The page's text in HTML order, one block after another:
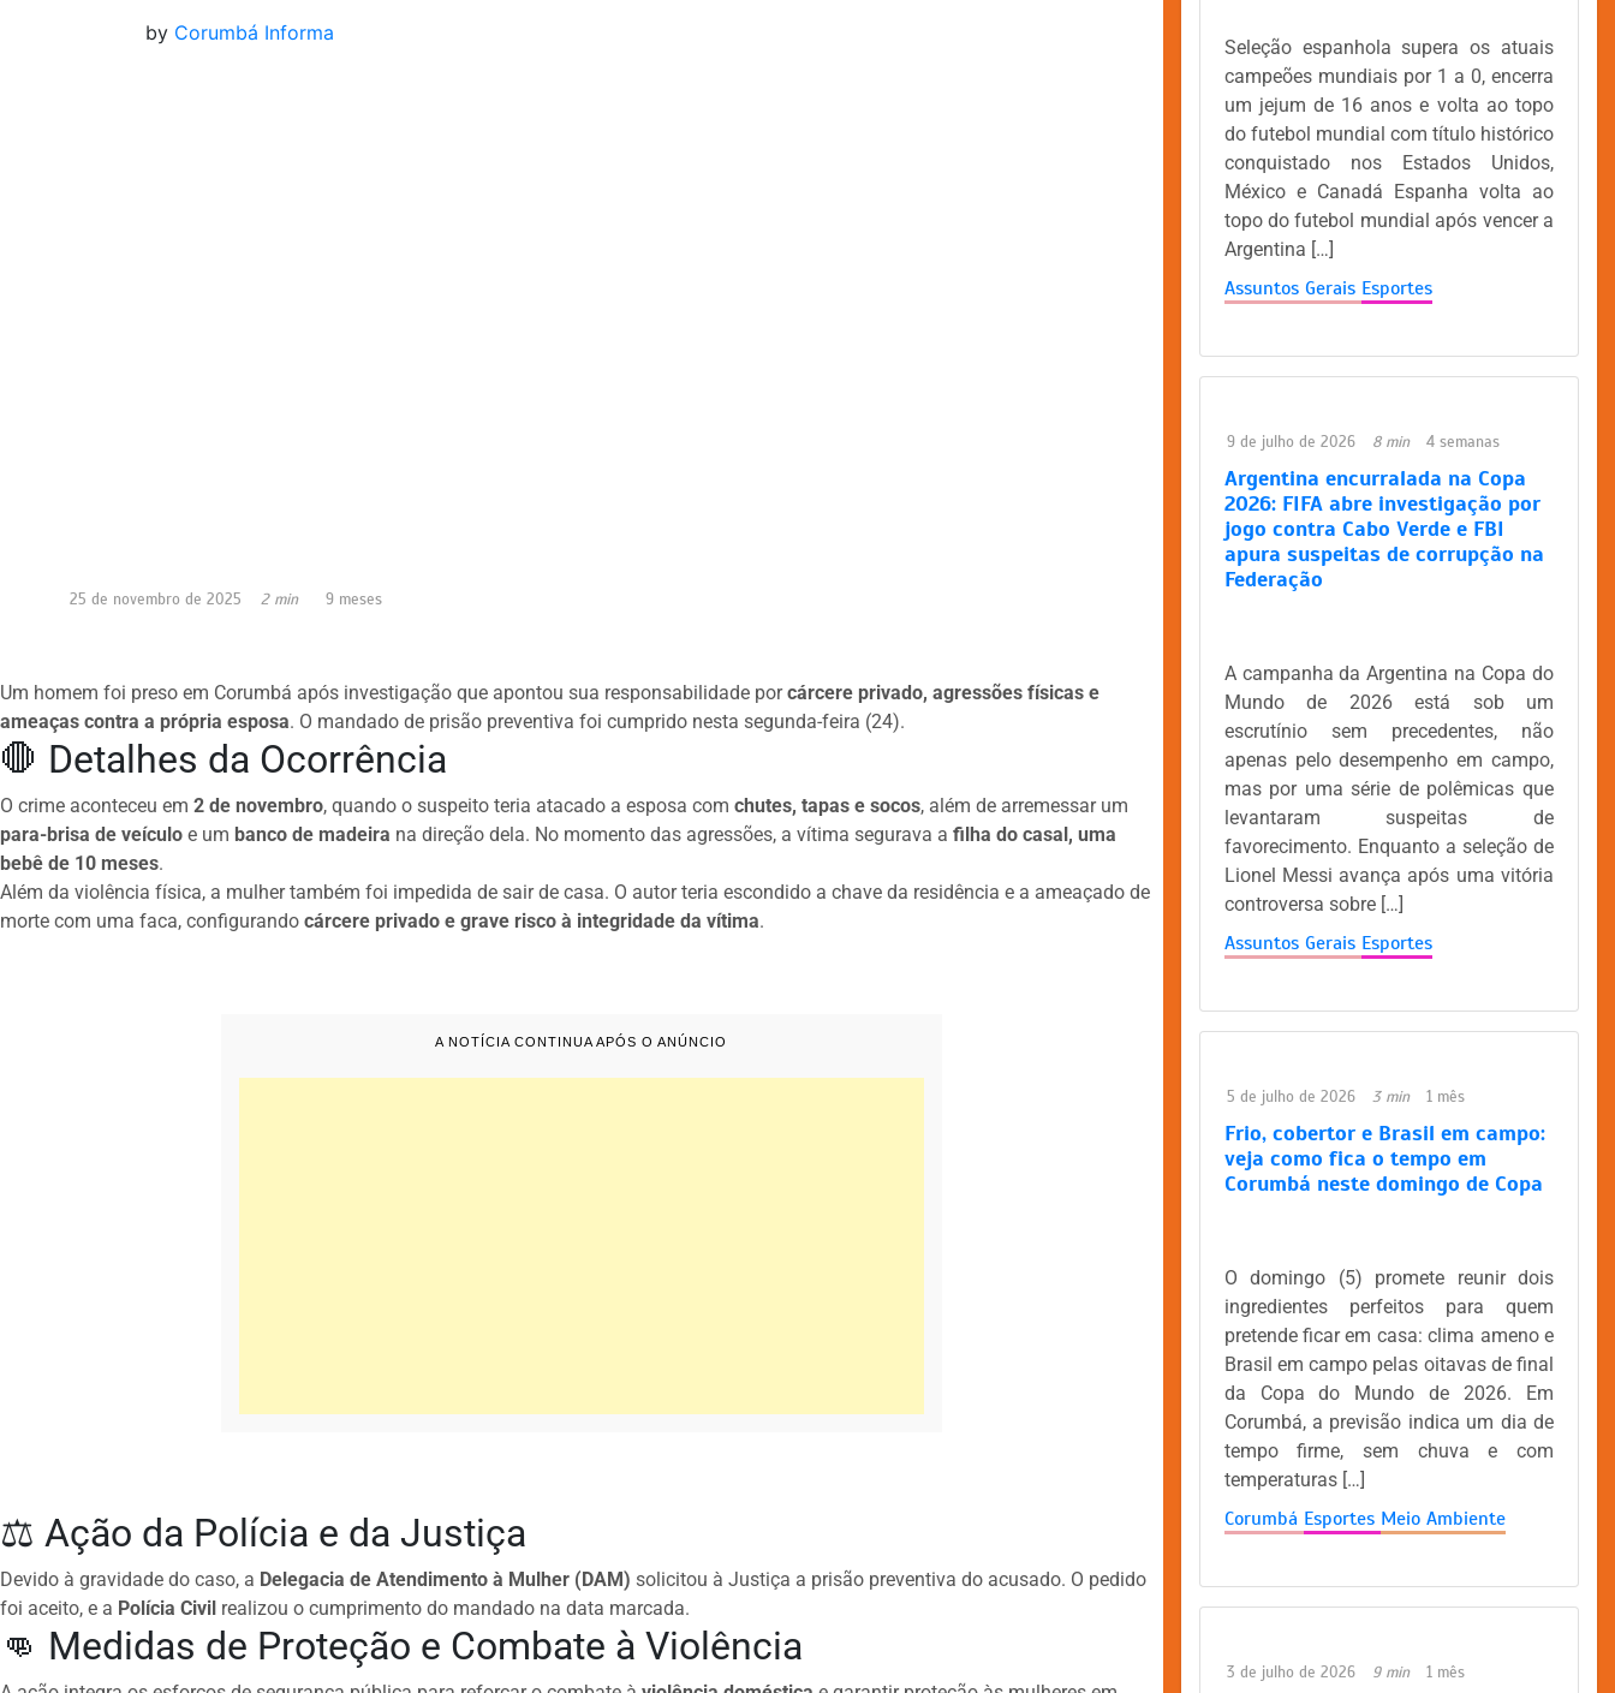
by Corumbá Informa
25 de novembro de 2025 2 min 9 meses
Um homem foi preso em Corumbá após investigação que apontou sua responsabilidade porcárcere privado, agressões físicas e
ameaças contra a própria esposa. O mandado de prisão preventiva foi cumprido nesta segunda-feira (24).
🛑 Detalhes da Ocorrência
O crime aconteceu em 2 de novembro, quando o suspeito teria atacado a esposa com chutes, tapas e socos, além de arremessar um
para-brisa de veículo e um banco de madeira na direção dela. No momento das agressões, a vítima segurava a filha do casal, uma
bebê de 10 meses.
Além da violência física, a mulher também foi impedida de sair de casa. O autor teria escondido a chave da residência e a ameaçado de
morte com uma faca, configurando cárcere privado e grave risco à integridade da vítima.
A NOTÍCIA CONTINUA APÓS O ANÚNCIO
⚖️ Ação da Polícia e da Justiça
Devido à gravidade do caso, a Delegacia de Atendimento à Mulher (DAM) solicitou à Justiça a prisão preventiva do acusado. O pedido
foi aceito, e a Polícia Civil realizou o cumprimento do mandado na data marcada.
👊 Medidas de Proteção e Combate à Violência
Seleção espanhola supera os atuais
campeões mundiais por 1 a 0, encerra
um jejum de 16 anos e volta ao topo
do futebol mundial com título histórico
conquistado nos Estados Unidos,
México e Canadá Espanha volta ao
topo do futebol mundial após vencer a
Argentina […]
Assuntos Gerais Esportes
9 de julho de 2026 8 min 4 semanas
Argentina encurralada na Copa
2026: FIFA abre investigação por
jogo contra Cabo Verde e FBI
apura suspeitas de corrupção na
Federação
A campanha da Argentina na Copa do
Mundo de 2026 está sob um
escrutínio sem precedentes, não
apenas pelo desempenho em campo,
mas por uma série de polêmicas que
levantaram suspeitas de
favorecimento. Enquanto a seleção de
Lionel Messi avança após uma vitória
controversa sobre […]
Assuntos Gerais Esportes
5 de julho de 2026 3 min 1 mês
Frio, cobertor e Brasil em campo:
veja como fica o tempo em
Corumbá neste domingo de Copa
O domingo (5) promete reunir dois
ingredientes perfeitos para quem
pretende ficar em casa: clima ameno e
Brasil em campo pelas oitavas de final
da Copa do Mundo de 2026. Em
Corumbá, a previsão indica um dia de
tempo firme, sem chuva e com
temperaturas […]
Corumbá Esportes Meio Ambiente
3 de julho de 2026 9 min 1 mês